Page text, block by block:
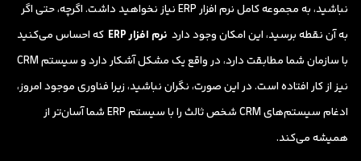
نباشید، به مجموعه کامل نرم افزار ERP نیاز نخواهید داشت. اگرچه، حتی اگر
به آن نقطه برسید، این امکان وجود دارد نرم افزار ERP
که احساس می‌کنید
با سازمان شما مطابقت دارد، در واقع یک مشکل آشکار دارد و سیستم CRM
نیز از کار افتاده است. در این صورت، نگران نباشید، زیرا فناوری موجود امروز،
ادغام سیستم‌های CRM شخص ثالث را با سیستم ERP شما آسان‌تر از
همیشه می‌کند.